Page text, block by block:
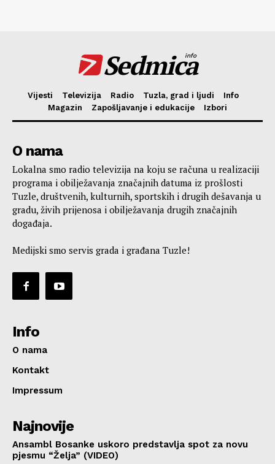
Sedmica
info
Vijesti Televizija Radio Tuzla, grad i ljudi
Info
Magazin
Zapošljavanje i edukacije Izbori
O nama
Lokalna smo radio televizija na koju se računa u realizaciji
programa i obilježavanja značajnih datuma iz prošlosti
Tuzle, društvenih, kulturnih, sportskih i drugih dešavanja u
gradu, živih prijenosa i obilježavanja drugih značajnih
događaja.
Medijski smo servis grada i građana Tuzle!
Info
O nama
Kontakt
Impressum
Najnovije
Ansambl Bosanke uskoro predstavlja spot za novu
pjesmu “Želja” (VIDEO)